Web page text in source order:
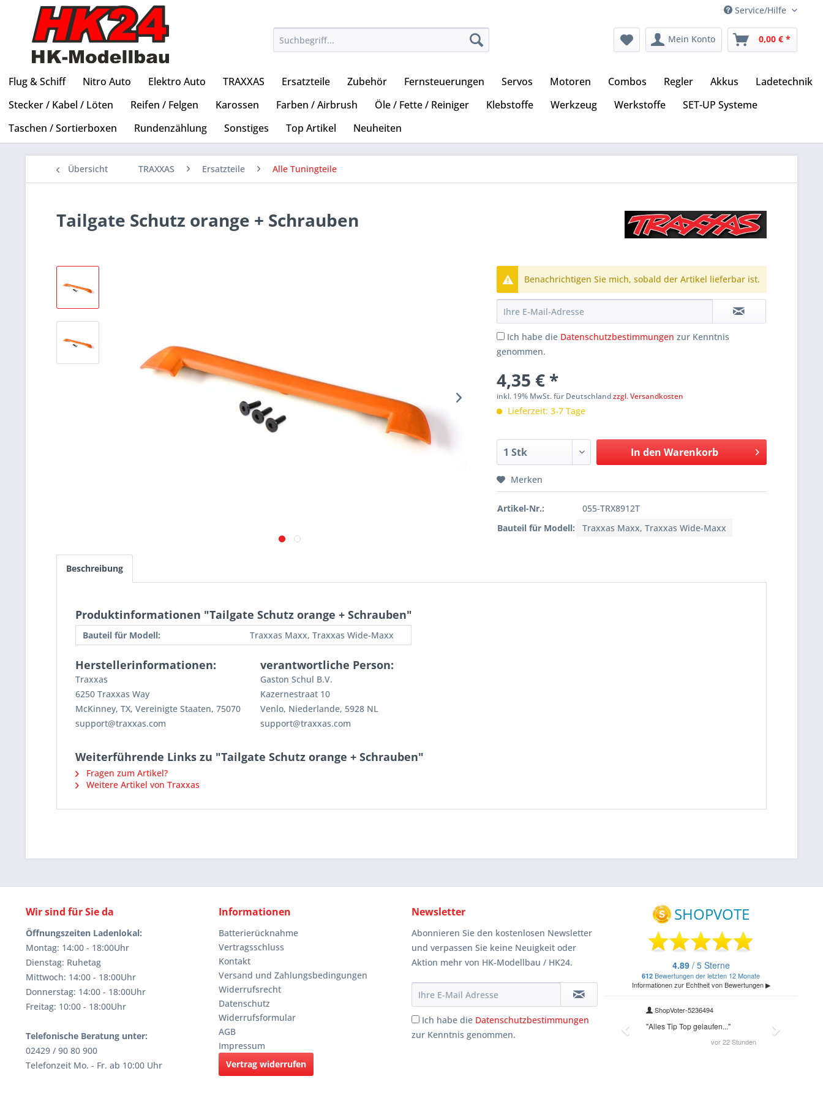
Service/Hilfe
Mein Konto 0,00 € *
Flug & Schiff Nitro Auto Elektro Auto TRAXXAS Ersatzteile Zubehör Fernsteuerungen Servos Motoren Combos Regler Akkus
Ladetechnik
Stecker / Kabel / Löten
Reifen / Felgen Karossen Farben / Airbrush Öle / Fette / Reiniger Klebstoffe Werkzeug Werkstoffe
SET-UP Systeme
Taschen / Sortierboxen
Rundenzählung Sonstiges Top Artikel Neuheiten
Übersicht TRAXXAS Ersatzteile Alle Tuningteile
Tailgate Schutz orange + Schrauben
Benachrichtigen Sie mich, sobald der Artikel lieferbar ist.
Ich habe die Datenschutzbestimmungen zur Kenntnis
genommen.
4,35 € *
inkl. 19% MwSt. für Deutschlandzzgl. Versandkosten
Lieferzeit: 3-7 Tage
In den Warenkorb
Merken
Artikel-Nr.:
055-TRX8912T
Bauteil für Modell:
Traxxas Maxx, Traxxas Wide-Maxx
Beschreibung
Produktinformationen "Tailgate Schutz orange + Schrauben"
Bauteil für Modell: Traxxas Maxx, Traxxas Wide-Maxx
Herstellerinformationen:
Traxxas
6250 Traxxas Way
McKinney, TX, Vereinigte Staaten, 75070
support@traxxas.com
verantwortliche Person:
Gaston Schul B.V.
Kazernestraat 10
Venlo, Niederlande, 5928 NL
support@traxxas.com
Weiterführende Links zu "Tailgate Schutz orange + Schrauben"
Fragen zum Artikel?
Weitere Artikel von Traxxas
Wir sind für Sie da
Öffnungszeiten Ladenlokal:
Montag: 14:00 - 18:00Uhr
Dienstag: Ruhetag
Mittwoch: 14:00 - 18:00Uhr
Donnerstag: 14:00 - 18:00Uhr
Freitag: 10:00 - 18:00Uhr
Telefonische Beratung unter:
02429 / 90 80 900
Telefonzeit Mo. - Fr. ab 10:00 Uhr
Informationen
Batterierücknahme
Vertragsschluss
Kontakt
Versand und Zahlungsbedingungen
Widerrufsrecht
Datenschutz
Widerrufsformular
AGB
Impressum
Vertrag widerrufen
Newsletter
Abonnieren Sie den kostenlosen Newsletter
und verpassen Sie keine Neuigkeit oder
Aktion mehr von HK-Modellbau / HK24.
Ich habe die Datenschutzbestimmungen
zur Kenntnis genommen.